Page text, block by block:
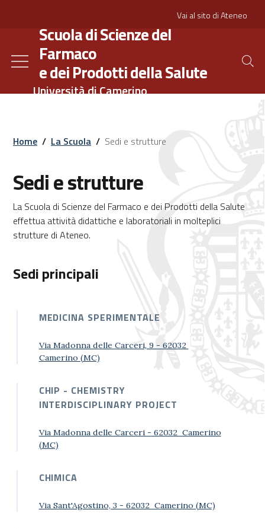
contenuto
Slim
Vai al sito di Ateneo
Scuola di Scienze del
Farmaco
e dei Prodotti della Salute
Università di Camerino
Home / La Scuola / Sedi e strutture
Sedi e strutture
La Scuola di Scienze del Farmaco e dei Prodotti della Salute
effettua attività didattiche e laboratoriali in molteplici
strutture di Ateneo.
Sedi principali
MEDICINA SPERIMENTALE
Via Madonna delle Carceri, 9 - 62032
Camerino (MC)
CHIP - CHEMISTRY
INTERDISCIPLINARY PROJECT
Via Madonna delle Carceri - 62032 Camerino
(MC)
CHIMICA
Via Sant'Agostino, 3 - 62032 Camerino (MC)